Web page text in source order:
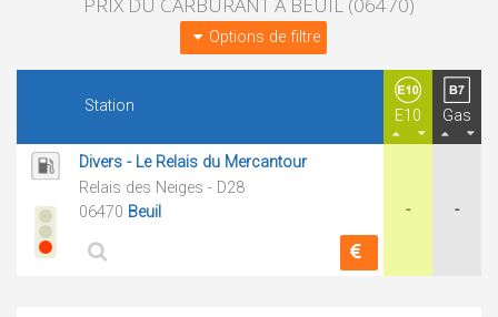
Options de filtre
Station
E10 Gas
Divers - Le Relais du Mercantour
Relais des Neiges - D28
06470 Beuil - -